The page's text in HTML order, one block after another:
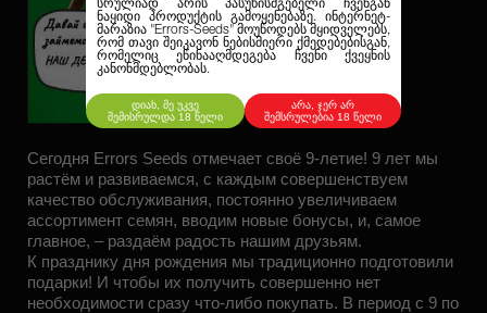
სრულიად არის პასუხისმგებელი ჩვენგან
ნაყიდი პროდუქტის გამოყენებაზე. ინტერნეტ-
მარაზია "Errors-Seeds" მოუწოდებს მყიდველებს,
რომ თავი შეიკავონ ნებისმიერი ქმედებებისგან,
რომელიც ეწინააღმდეგება ჩვენი ქვეყნის
კანონმდებლობას.
დიახ, მე უკვე
შემისრულდა 18 წელი
არა, ჯერ არ
შემსრულებია 18 წელი
Сегодня Errors Seeds отмечает своё 9-летие! 9 лет мы
растём и развиваемся, с каждым совершенствуем
качество обслуживания, постоянно увеличиваем
ассортимент семян, вводим новые бонусы, и, самое
главное, – раздаём радость нашим друзьям.
К празднику дня рождения мы традиционно подготовили
подарки! И чтобы их получить совершенно нет
необходимости сразу что-либо покупать. В период с 9 по